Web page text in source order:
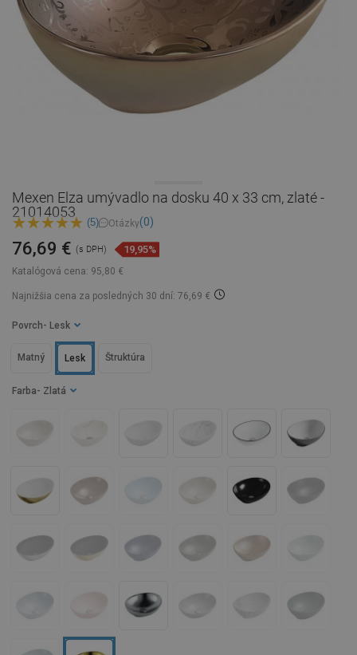
Mexen Elza umývadlo na dosku 40 x 33 cm, zlaté -
21014053
(5) Otázky(0)
Katalógová cena: 95,80 €
76,69 € (s DPH) 19,95%
Najnižšia cena za posledných 30 dní: 76,69 €
Farba - Zlatá
Povrch - Lesk
Lesk
Matný Štruktúra